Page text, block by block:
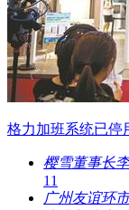
格力加班系统已停
樱雪董事长
11
广州友谊环